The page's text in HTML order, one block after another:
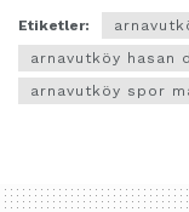
Etiketler:
arnavutköy hasan
arnavutköy spor